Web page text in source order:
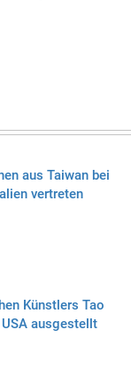
aus Taiwan bei
vertreten
Künstlers Tao
ausgestellt